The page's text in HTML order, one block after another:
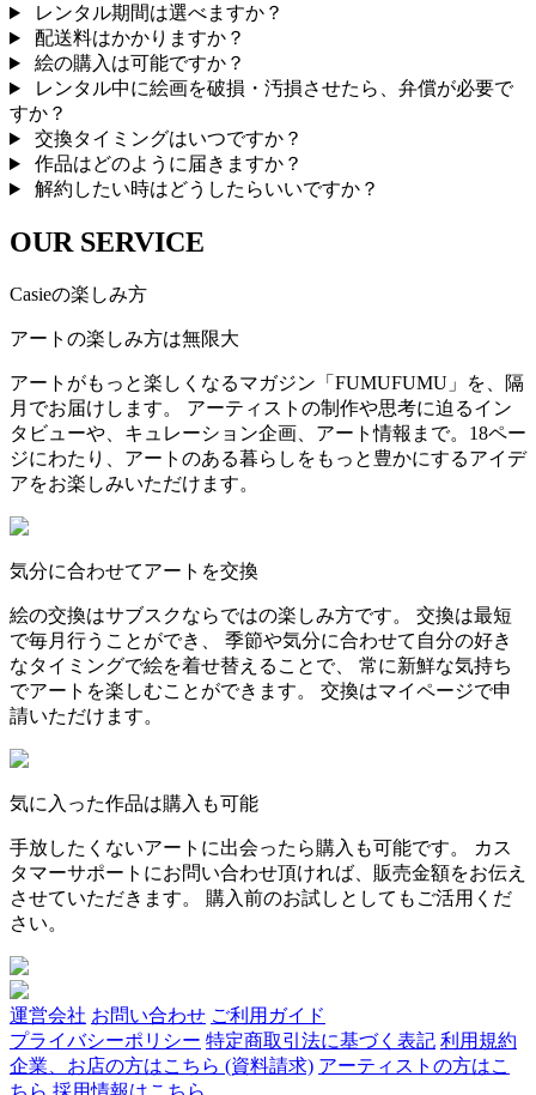
レンタル期間は選べますか？
配送料はかかりますか？
絵の購入は可能ですか？
レンタル中に絵画を破損・汚損させたら、弁償が必要で
すか？
交換タイミングはいつですか？
作品はどのように届きますか？
解約したい時はどうしたらいいですか？
OUR SERVICE
Casieの楽しみ方
アートの楽しみ方は無限大
アートがもっと楽しくなるマガジン「FUMUFUMU」を、隔
月でお届けします。 アーティストの制作や思考に迫るイン
タビューや、キュレーション企画、アート情報まで。18ペー
ジにわたり、アートのある暮らしをもっと豊かにするアイデ
アをお楽しみいただけます。
気分に合わせてアートを交換
絵の交換はサブスクならではの楽しみ方です。 交換は最短
で毎月行うことができ、 季節や気分に合わせて自分の好き
なタイミングで絵を着せ替えることで、 常に新鮮な気持ち
でアートを楽しむことができます。 交換はマイページで申
請いただけます。
気に入った作品は購入も可能
手放したくないアートに出会ったら購入も可能です。 カス
タマーサポートにお問い合わせ頂ければ、販売金額をお伝え
させていただきます。 購入前のお試しとしてもご活用くだ
さい。
運営会社 お問い合わせ ご利用ガイド
プライバシーポリシー 特定商取引法に基づく表記 利用規約
企業、お店の方はこちら (資料請求) アーティストの方はこ
ちら 採用情報はこちら